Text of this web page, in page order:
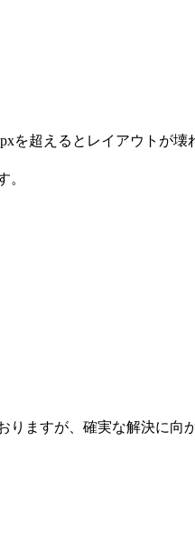
を超えるとレイアウトが
。
ますが、確実な解決に向